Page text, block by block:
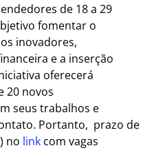
de 18 a 29
fomentar o
inovadores,
e a inserção
oferecerá
20 novos
seus trabalhos e
Portanto, prazo de
no link com vagas